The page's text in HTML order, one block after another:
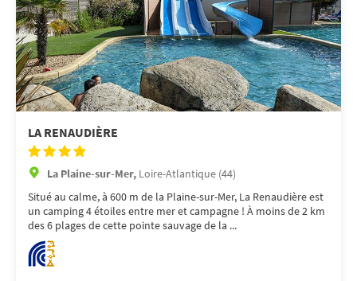
LA RENAUDIÈRE
La Plaine-sur-Mer, Loire-Atlantique (44)
Situé au calme, à 600 m de la Plaine-sur-Mer, La Renaudière est
un camping 4 étoiles entre mer et campagne ! À moins de 2 km
des 6 plages de cette pointe sauvage de la ...